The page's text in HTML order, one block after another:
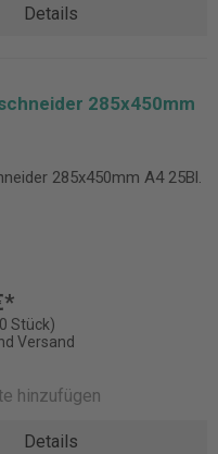
Details
285x450mm
285x450mm A4 25Bl.
Stück)
Versand
hinzufügen
Details